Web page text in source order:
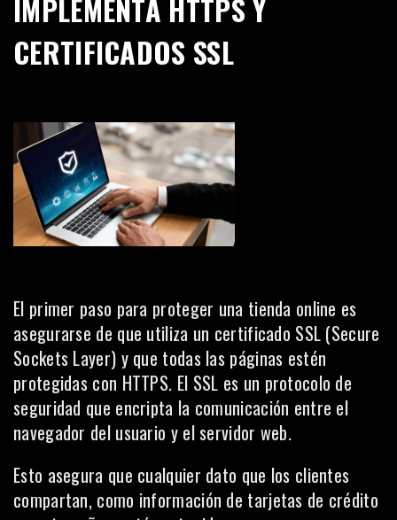
IMPLEMENTA HTTPS Y
CERTIFICADOS SSL
El primer paso para proteger una tienda online es
asegurarse de que utiliza un certificado SSL (Secure
Sockets Layer) y que todas las páginas estén
protegidas con HTTPS. El SSL es un protocolo de
seguridad que encripta la comunicación entre el
navegador del usuario y el servidor web.
Esto asegura que cualquier dato que los clientes
compartan, como información de tarjetas de crédito